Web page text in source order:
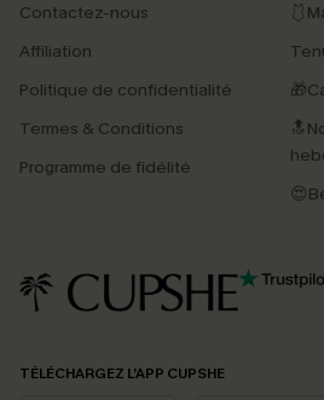
Contactez-nous
Affiliation
Politique de confidentialité
Termes & Conditions
Programme de fidélité
TÉLÉCHARGEZ L’APP CUPSHE
PROFITEZ